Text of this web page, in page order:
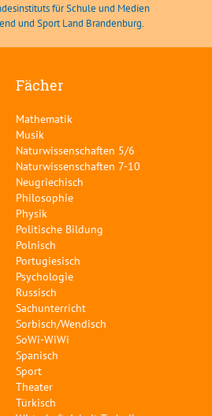
für Schule und Medien
und Sport Land Brandenburg.
Fächer
Mathematik
Musik
Naturwissenschaften 5/6
Naturwissenschaften 7-10
Neugriechisch
Philosophie
Physik
Politische Bildung
Polnisch
Portugiesisch
Psychologie
Russisch
Sachunterricht
Sorbisch/Wendisch
SoWi-WiWi
Spanisch
Sport
Theater
Türkisch